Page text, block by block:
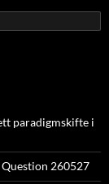
paradigmskifte i
260527